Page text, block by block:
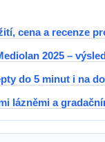
cena a recenze
2025 –
do 5 minut i na
lázněmi a